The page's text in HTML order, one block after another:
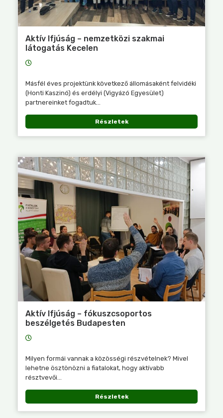
Aktív Ifjúság – nemzetközi szakmai
látogatás Kecelen
Másfél éves projektünk következő állomásaként felvidéki
(Honti Kaszinó) és erdélyi (Vigyázó Egyesület)
partnereinket fogadtuk...
Részletek
Aktív Ifjúság – fókuszcsoportos
beszélgetés Budapesten
Milyen formái vannak a közösségi részvételnek? Mivel
lehetne ösztönözni a fiatalokat, hogy aktívabb
résztvevői...
Részletek